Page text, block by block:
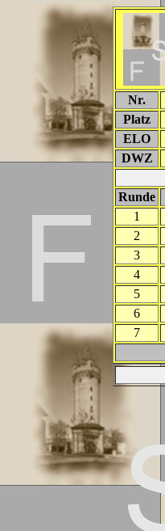
Nr.
Platz
ELO
DWZ
Runde
1
2
3
4
5
6
7